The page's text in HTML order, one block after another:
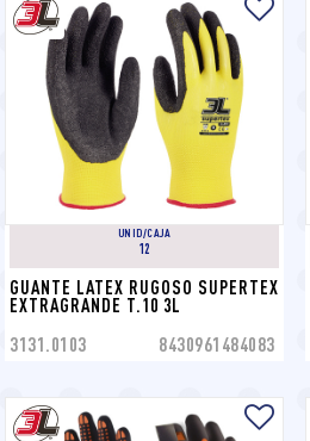
UNID/CAJA
12
GUANTE LATEX RUGOSO SUPERTEX
EXTRAGRANDE T.10 3L
3131.0103 8430961484083